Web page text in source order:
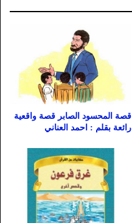
قصة المحسود الصابر قصة واقعية
رائعة بقلم : احمد العناني